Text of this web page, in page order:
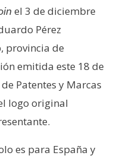
el 3 de diciembre
Pérez
provincia de
emitida este 18 de
Patentes y Marcas
logo original
es para España y